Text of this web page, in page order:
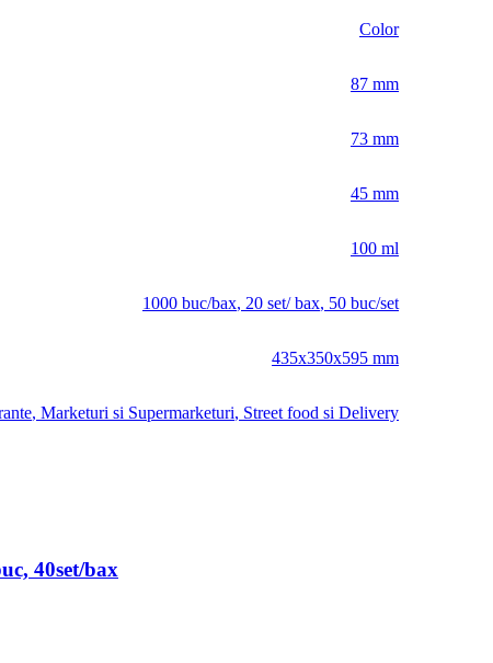
Color
87 mm
73 mm
45 mm
100 ml
1000 buc/bax, 20 set/ bax, 50 buc/set
435x350x595 mm
, Marketuri si Supermarketuri, Street food si Delivery
40set/bax